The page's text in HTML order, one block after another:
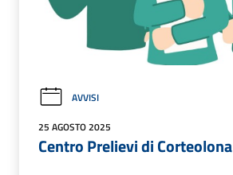
AVVISI
25 AGOSTO 2025
Centro Prelievi di Corteolona